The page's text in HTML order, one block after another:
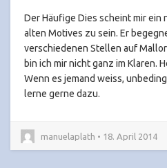
Der Häufige Dies scheint mir ein
alten Motives zu sein. Er
verschiedenen Stellen auf
bin ich mir nicht ganz im Klaren.
Wenn es jemand weiss,
lerne gerne dazu.
manuelaplath • 18. April 2014